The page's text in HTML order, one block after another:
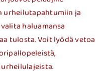
urheilutapahtumiin ja
haluamansa
tulosta. Voit lyödä vetoa